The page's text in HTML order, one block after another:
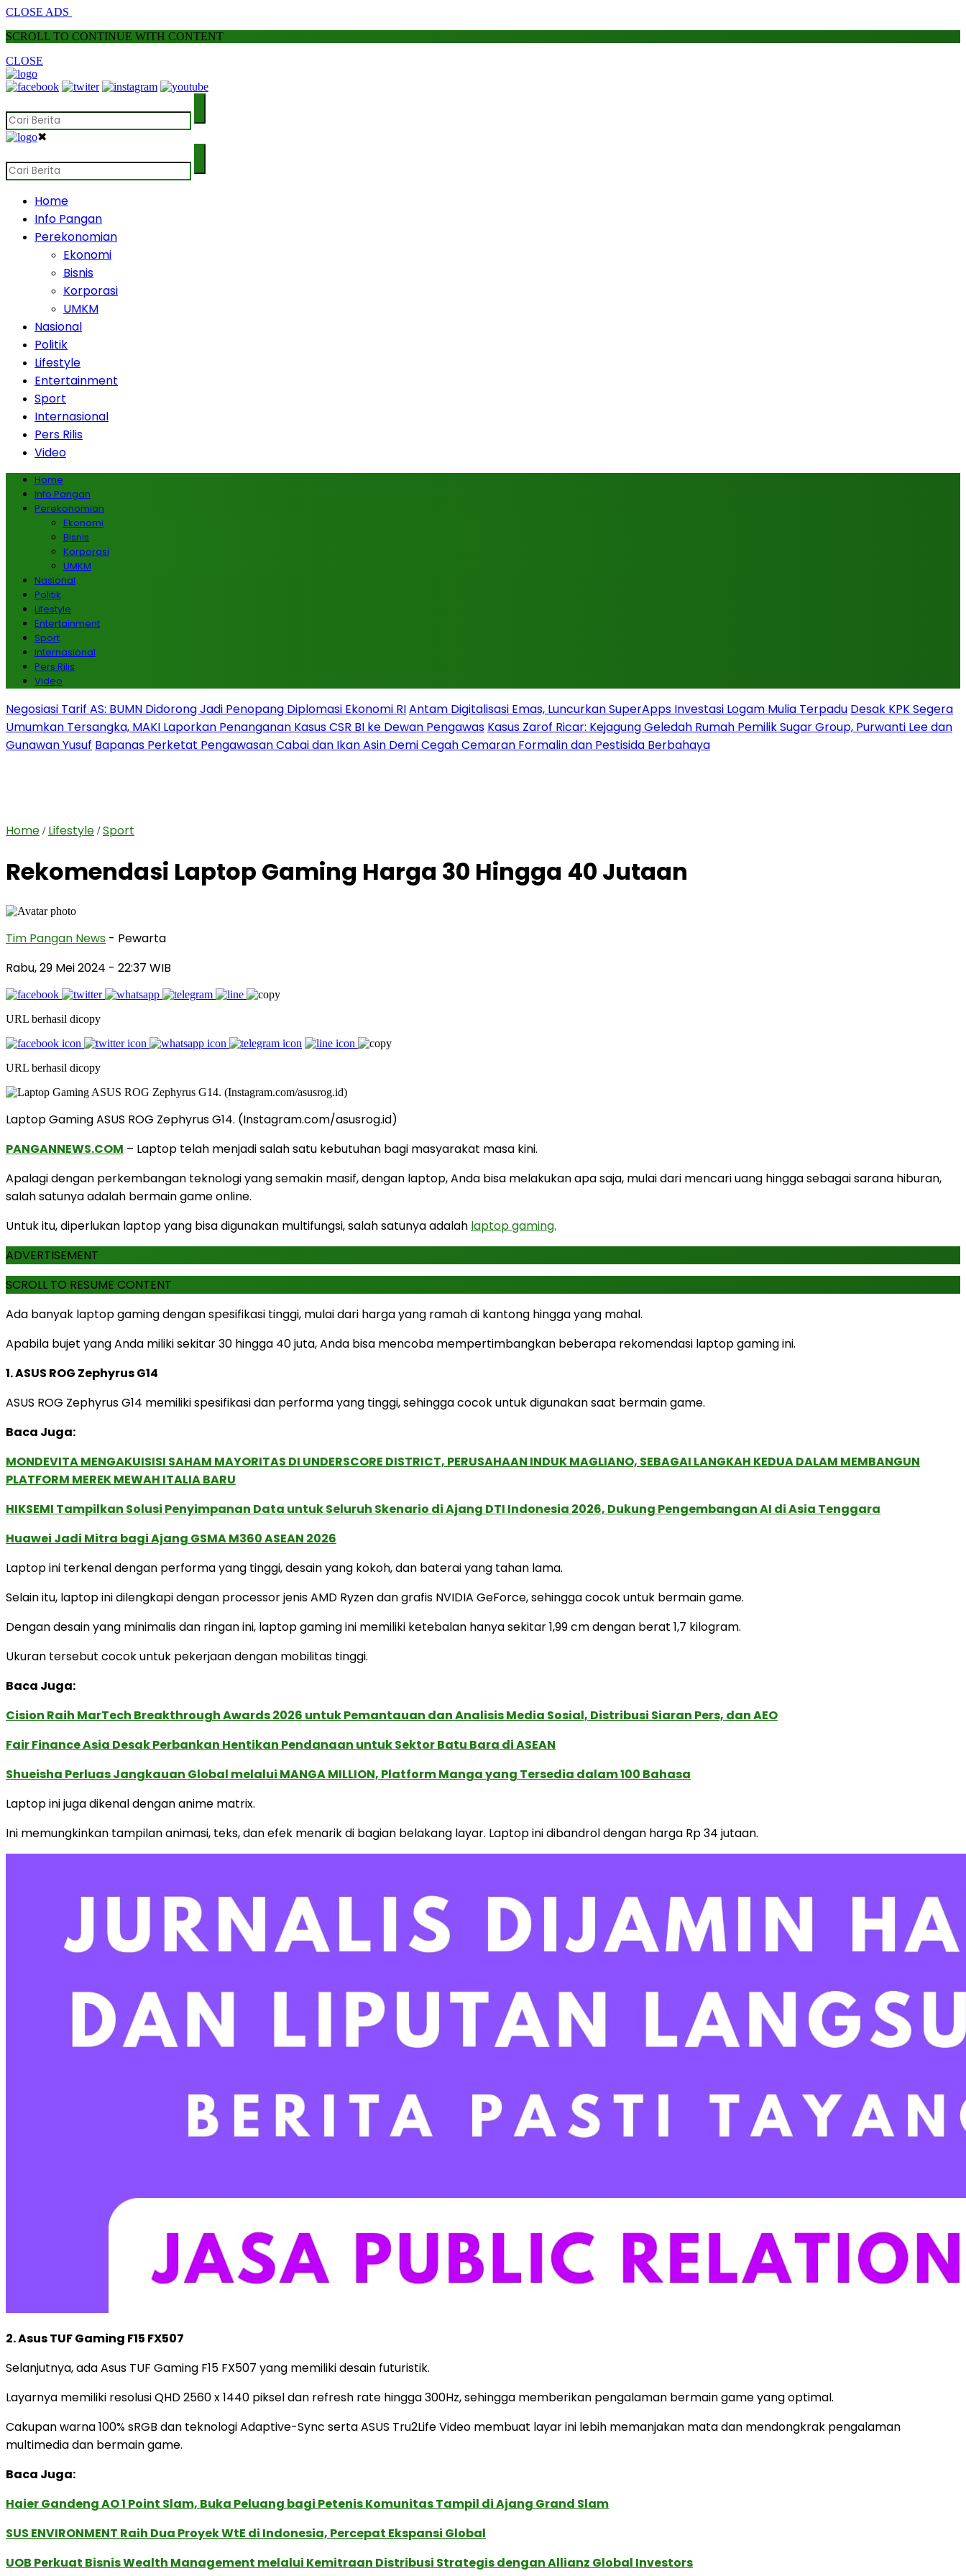
CLOSE ADS
SCROLL TO CONTINUE WITH CONTENT
CLOSE
✖
Home
Info Pangan
Perekonomian
Ekonomi
Bisnis
Korporasi
UMKM
Nasional
Politik
Lifestyle
Entertainment
Sport
Internasional
Pers Rilis
Video
Home
Info Pangan
Perekonomian
Ekonomi
Bisnis
Korporasi
UMKM
Nasional
Politik
Lifestyle
Entertainment
Sport
Internasional
Pers Rilis
Video
Negosiasi Tarif AS: BUMN Didorong Jadi Penopang Diplomasi Ekonomi RIAntam Digitalisasi Emas, Luncurkan SuperApps Investasi Logam Mulia Terpadu Desak KPK Segera
Umumkan Tersangka, MAKI Laporkan Penanganan Kasus CSR BI ke Dewan Pengawas Kasus Zarof Ricar: Kejagung Geledah Rumah Pemilik Sugar Group, Purwanti Lee dan
Gunawan Yusuf Bapanas Perketat Pengawasan Cabai dan Ikan Asin Demi Cegah Cemaran Formalin dan Pestisida Berbahaya
Home / Lifestyle /Sport
Rekomendasi Laptop Gaming Harga 30 Hingga 40 Jutaan
Tim Pangan News - Pewarta
Rabu, 29 Mei 2024 - 22:37 WIB
URL berhasil dicopy
URL berhasil dicopy
Laptop Gaming ASUS ROG Zephyrus G14. (Instagram.com/asusrog.id)
PANGANNEWS.COM – Laptop telah menjadi salah satu kebutuhan bagi masyarakat masa kini.
Apalagi dengan perkembangan teknologi yang semakin masif, dengan laptop, Anda bisa melakukan apa saja, mulai dari mencari uang hingga sebagai sarana hiburan,
salah satunya adalah bermain game online.
Untuk itu, diperlukan laptop yang bisa digunakan multifungsi, salah satunya adalah laptop gaming.
ADVERTISEMENT
SCROLL TO RESUME CONTENT
Ada banyak laptop gaming dengan spesifikasi tinggi, mulai dari harga yang ramah di kantong hingga yang mahal.
Apabila bujet yang Anda miliki sekitar 30 hingga 40 juta, Anda bisa mencoba mempertimbangkan beberapa rekomendasi laptop gaming ini.
1. ASUS ROG Zephyrus G14
ASUS ROG Zephyrus G14 memiliki spesifikasi dan performa yang tinggi, sehingga cocok untuk digunakan saat bermain game.
Baca Juga:
MONDEVITA MENGAKUISISI SAHAM MAYORITAS DI UNDERSCORE DISTRICT, PERUSAHAAN INDUK MAGLIANO, SEBAGAI LANGKAH KEDUA DALAM MEMBANGUN
PLATFORM MEREK MEWAH ITALIA BARU
HIKSEMI Tampilkan Solusi Penyimpanan Data untuk Seluruh Skenario di Ajang DTI Indonesia 2026, Dukung Pengembangan AI di Asia Tenggara
Huawei Jadi Mitra bagi Ajang GSMA M360 ASEAN 2026
Laptop ini terkenal dengan performa yang tinggi, desain yang kokoh, dan baterai yang tahan lama.
Selain itu, laptop ini dilengkapi dengan processor jenis AMD Ryzen dan grafis NVIDIA GeForce, sehingga cocok untuk bermain game.
Dengan desain yang minimalis dan ringan ini, laptop gaming ini memiliki ketebalan hanya sekitar 1,99 cm dengan berat 1,7 kilogram.
Ukuran tersebut cocok untuk pekerjaan dengan mobilitas tinggi.
Baca Juga:
Cision Raih MarTech Breakthrough Awards 2026 untuk Pemantauan dan Analisis Media Sosial, Distribusi Siaran Pers, dan AEO
Fair Finance Asia Desak Perbankan Hentikan Pendanaan untuk Sektor Batu Bara di ASEAN
Shueisha Perluas Jangkauan Global melalui MANGA MILLION, Platform Manga yang Tersedia dalam 100 Bahasa
Laptop ini juga dikenal dengan anime matrix.
Ini memungkinkan tampilan animasi, teks, dan efek menarik di bagian belakang layar. Laptop ini dibandrol dengan harga Rp 34 jutaan.
2. Asus TUF Gaming F15 FX507
Selanjutnya, ada Asus TUF Gaming F15 FX507 yang memiliki desain futuristik.
Layarnya memiliki resolusi QHD 2560 x 1440 piksel dan refresh rate hingga 300Hz, sehingga memberikan pengalaman bermain game yang optimal.
Cakupan warna 100% sRGB dan teknologi Adaptive-Sync serta ASUS Tru2Life Video membuat layar ini lebih memanjakan mata dan mendongkrak pengalaman
multimedia dan bermain game.
Baca Juga:
Haier Gandeng AO 1 Point Slam, Buka Peluang bagi Petenis Komunitas Tampil di Ajang Grand Slam
SUS ENVIRONMENT Raih Dua Proyek WtE di Indonesia, Percepat Ekspansi Global
UOB Perkuat Bisnis Wealth Management melalui Kemitraan Distribusi Strategis dengan Allianz Global Investors